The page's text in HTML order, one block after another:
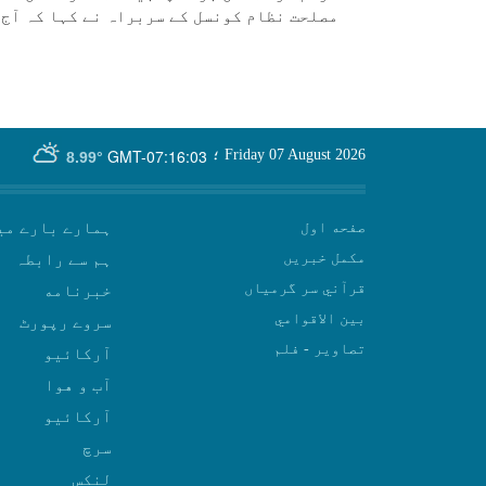
مصلحت نظام كونسل كے سربراہ نے كہا كہ
GMT-07:16:03
8.99° Friday 07 August 2026 ؛
صفحه اول
مکمل خبریں
قرآني سر گرمياں
بين الاقوامي
تصاوير - فلم
ہمارے بارے
ہم سے رابطہ
سروے رپورٹ
آرکائیو
آب و هوا
سرچ
لنکس